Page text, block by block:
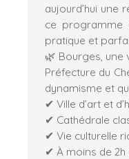
aujourd’hui une
ce programme
pratique et
🌿 Bourges, une
Préfecture du
dynamisme et
✔ Ville d’art et
✔ Cathédrale
✔ Vie culturelle
✔ À moins de